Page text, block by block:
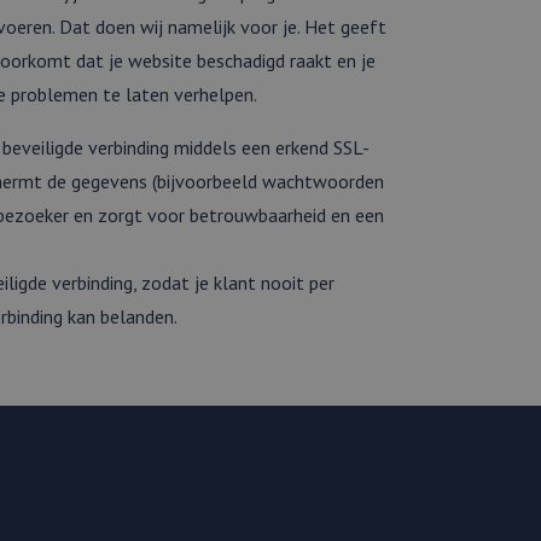
Dat doen wij namelijk voor je. Het geeft
dat je website beschadigd raakt en je
problemen te laten verhelpen.
verbinding middels een erkend SSL-
de gegevens (bijvoorbeeld wachtwoorden
en zorgt voor betrouwbaarheid en een
verbinding, zodat je klant nooit per
kan belanden.
betrokkenheid op
gebruiker op te
software.
één
sessiestatus te
toe te wijzen als
werking van
inhoud van de
leveren, zoals